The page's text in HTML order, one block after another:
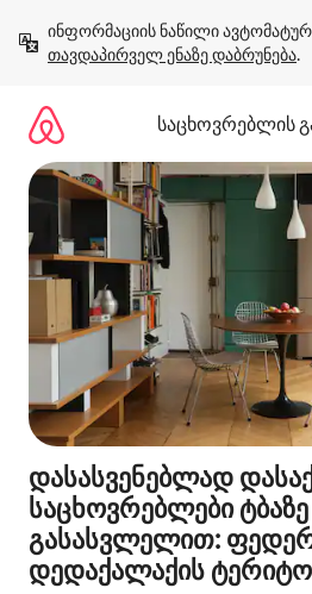
გადასვლა
თავდაპირველ ენაზე დაბრუნება.
საცხოვრებლის
დასასვენებლად
საცხოვრებლები ტბაზე
გასასვლელით:
დედაქალაქის